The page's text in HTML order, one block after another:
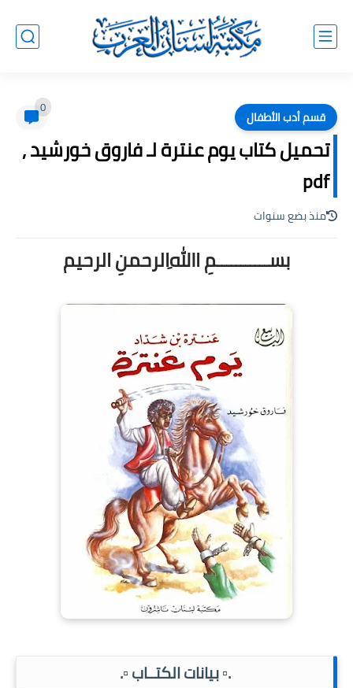
قسم أدب الأطفال 0
تحميل كتاب يوم عنترة لـ فاروق خورشيد ,
pdf
منذ بضع سنوات
بســـــــــــمِ اﷲِالرحمنِ الرحيم
.▫️ بيانات الكتــاب ▫️.